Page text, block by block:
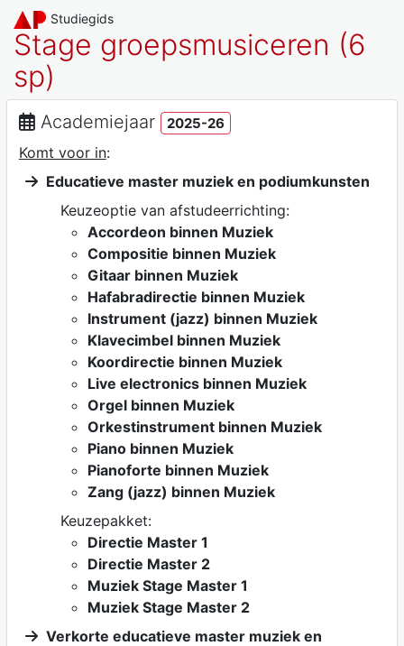
Studiegids
Stage groepsmusiceren (6
sp)
Academiejaar 2025-26
Komt voor in:
Educatieve master muziek en podiumkunsten
Keuzeoptie van afstudeerrichting:
Accordeon binnen Muziek
Compositie binnen Muziek
Gitaar binnen Muziek
Hafabradirectie binnen Muziek
Instrument (jazz) binnen Muziek
Klavecimbel binnen Muziek
Koordirectie binnen Muziek
Live electronics binnen Muziek
Orgel binnen Muziek
Orkestinstrument binnen Muziek
Piano binnen Muziek
Pianoforte binnen Muziek
Zang (jazz) binnen Muziek
Keuzepakket:
Directie Master 1
Directie Master 2
Muziek Stage Master 1
Muziek Stage Master 2
Verkorte educatieve master muziek en